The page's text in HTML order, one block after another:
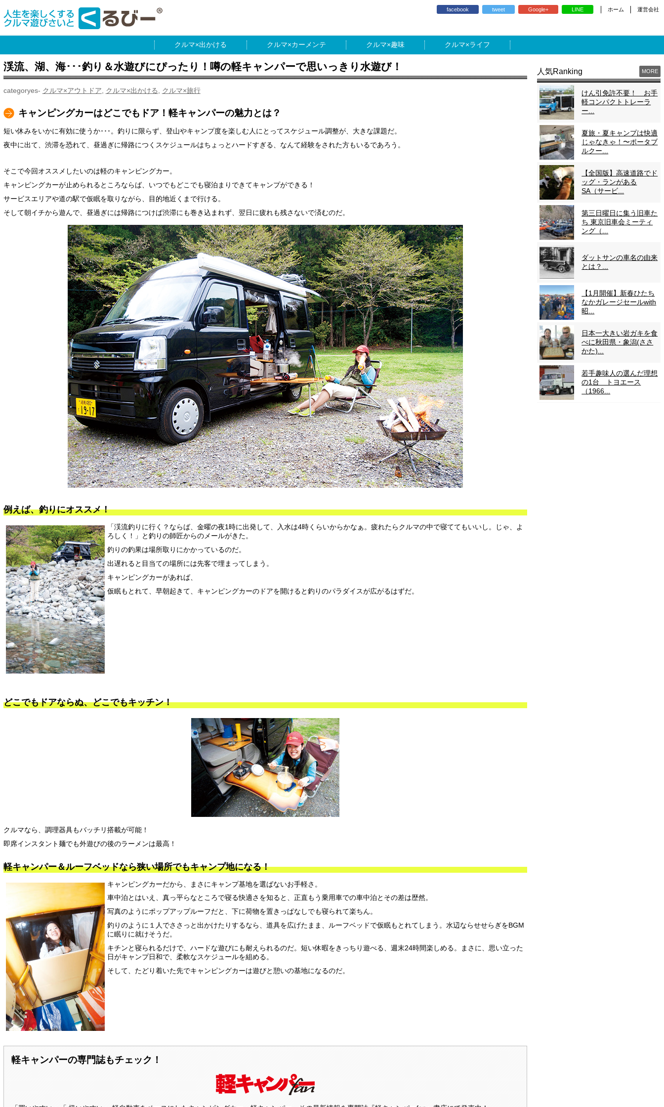
facebook tweet Google+ LINE ホーム 運営会社
出かける カーメンテ 趣味 ライフ
渓流、湖、海･･･釣り＆水遊びにぴったり！噂の軽キャンパーで思いっきり水遊び！
クルマ×アウトドア クルマ×出かける クルマ×旅行
キャンピングカーはどこでもドア！軽キャンパーの魅力とは？
短い休みをいかに有効に使うか･･･。釣りに限らず、登山やキャンプ度を楽しむ人にとってスケジュール調整が、大きな課題だ。
夜中に出て、渋滞を恐れて、昼過ぎに帰路につくスケジュールはちょっとハードすぎる、なんて経験をされた方もいるであろう。
そこで今回オススメしたいのは軽のキャンピングカー。
キャンピングカーが止められるところならば、いつでもどこでも寝泊まりできてキャンプができる！
サービスエリアや道の駅で仮眠を取りながら、目的地近くまで行ける。
そして朝イチから遊んで、昼過ぎには帰路につけば渋滞にも巻き込まれず、翌日に疲れも残さないで済むのだ。
例えば、釣りにオススメ！
「渓流釣りに行く？ならば、金曜の夜1時に出発して、入水は4時くらいからかなぁ。疲れたらクルマの中で寝ててもいいし。じゃ、よ
ろしく！」と釣りの師匠からのメールがきた。
釣りの釣果は場所取りにかかっているのだ。
出遅れると目当ての場所には先客で埋まってしまう。
キャンピングカーがあれば、
仮眠もとれて、早朝起きて、キャンピングカーのドアを開けると釣りのパラダイスが広がるはずだ。
どこでもドアならぬ、どこでもキッチン！
クルマなら、調理器具もバッチリ搭載が可能！
即席インスタント麺でも外遊びの後のラーメンは最高！
軽キャンパー＆ルーフベッドなら狭い場所でもキャンプ地になる！
キャンピングカーだから、まさにキャンプ基地を選ばないお手軽さ。
車中泊とはいえ、真っ平らなところで寝る快適さを知ると、正直もう乗用車での車中泊とその差は歴然。
写真のようにポップアップルーフだと、下に荷物を置きっぱなしでも寝られて楽ちん。
釣りのように１人でささっと出かけたりするなら、道具を広げたまま、ルーフベッドで仮眠もとれてしまう。水辺ならせせらぎをBGM
に眠りに就けそうだ。
キチンと寝られるだけで、ハードな遊びにも耐えられるのだ。短い休暇をきっちり遊べる、週末24時間楽しめる。まさに、思い立った
日がキャンプ日和で、柔軟なスケジュールを組める。
そして、たどり着いた先でキャンピングカーは遊びと憩いの基地になるのだ。
軽キャンパーの専門誌もチェック！
人気Ranking MORE
けん引免許不要！ お手
軽コンパクトトレーラ
ー...
夏旅・夏キャンプは快適
じゃなきゃ！〜ポータブ
ルクー...
【全国版】高速道路でド
ッグ・ランがある
SA（サービ...
第三日曜日に集う旧車た
ち 東京旧車会ミーティ
ング（...
ダットサンの車名の由来
とは？...
【1月開催】新春ひたち
なかガレージセールwith
昭...
日本一大きい岩ガキを食
べに秋田県・象潟(ささ
かた)...
若手趣味人の選んだ理想
の1台 トヨエース
（1966...